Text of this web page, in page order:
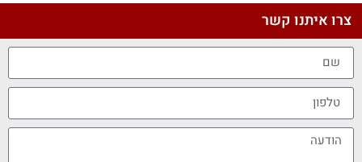
צרו איתנו קשר